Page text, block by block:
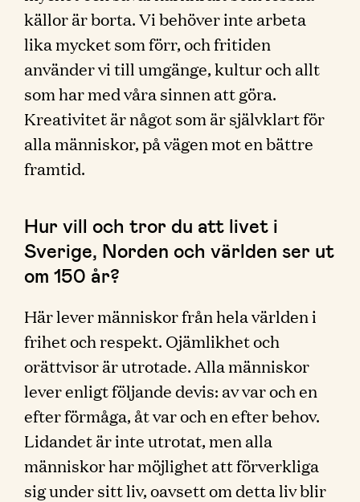
källor är borta. Vi behöver inte arbeta
lika mycket som förr, och fritiden
använder vi till umgänge, kultur och allt
som har med våra sinnen att göra.
Kreativitet är något som är självklart för
alla människor, på vägen mot en bättre
framtid.
Hur vill och tror du att livet i
Sverige, Norden och världen ser ut
om 150 år?
Här lever människor från hela världen i
frihet och respekt. Ojämlikhet och
orättvisor är utrotade. Alla människor
lever enligt följande devis: av var och en
efter förmåga, åt var och en efter behov.
Lidandet är inte utrotat, men alla
människor har möjlighet att förverkliga
sig under sitt liv, oavsett om detta liv blir